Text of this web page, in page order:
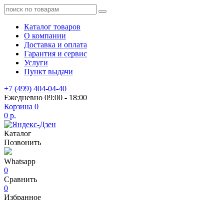
Каталог товаров
О компании
Доставка и оплата
Гарантия и сервис
Услуги
Пункт выдачи
+7 (499) 404-04-40
Ежедневно 09:00 - 18:00
Корзина 0
0 р.
Каталог
Позвонить
Whatsapp
0
Сравнить
0
Избранное